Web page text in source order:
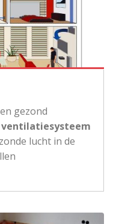
gezond
ventilatiesysteem
lucht in de